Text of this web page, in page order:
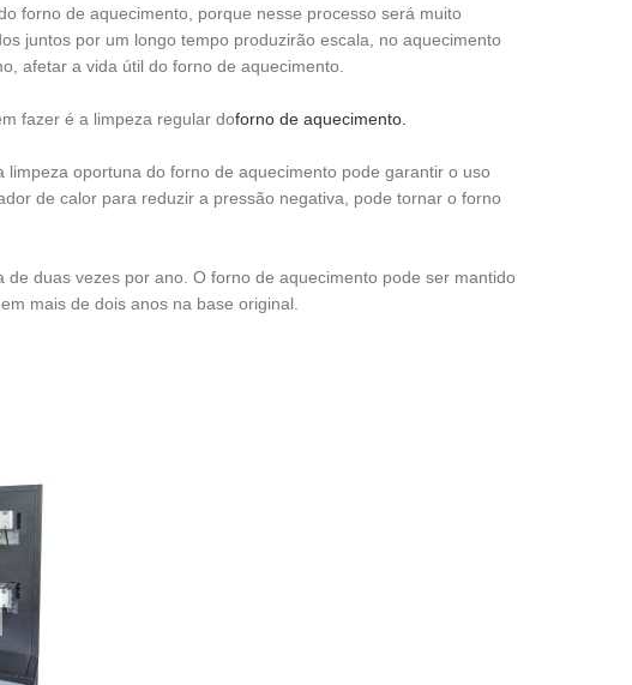
forno de aquecimento, porque nesse processo será muito
juntos por um longo tempo produzirão escala, no aquecimento
afetar a vida útil do forno de aquecimento.
fazer é a limpeza regular doforno de aquecimento.
oportuna do forno de aquecimento pode garantir o uso
de calor para reduzir a pressão negativa, pode tornar o forno
duas vezes por ano. O forno de aquecimento pode ser mantido
mais de dois anos na base original.